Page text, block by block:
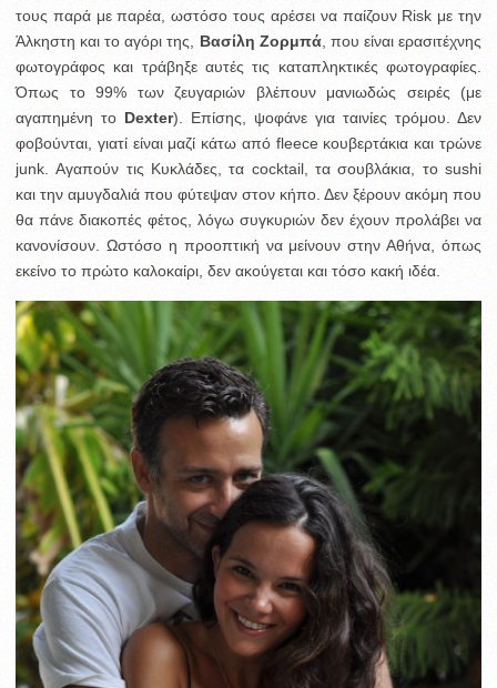
τους παρά με παρέα, ωστόσο τους αρέσει να παίζουν Risk με την
Άλκηστη και το αγόρι της, Βασίλη Ζορμπά, που είναι ερασιτέχνης
φωτογράφος και τράβηξε αυτές τις καταπληκτικές φωτογραφίες.
Όπως το 99% των ζευγαριών βλέπουν μανιωδώς σειρές (με
αγαπημένη το Dexter). Επίσης, ψοφάνε για ταινίες τρόμου. Δεν
φοβούνται, γιατί είναι μαζί κάτω από fleece κουβερτάκια και τρώνε
junk. Αγαπούν τις Κυκλάδες, τα cocktail, τα σουβλάκια, το sushi
και την αμυγδαλιά που φύτεψαν στον κήπο. Δεν ξέρουν ακόμη που
θα πάνε διακοπές φέτος, λόγω συγκυριών δεν έχουν προλάβει να
κανονίσουν. Ωστόσο η προοπτική να μείνουν στην Αθήνα, όπως
εκείνο το πρώτο καλοκαίρι, δεν ακούγεται και τόσο κακή ιδέα.